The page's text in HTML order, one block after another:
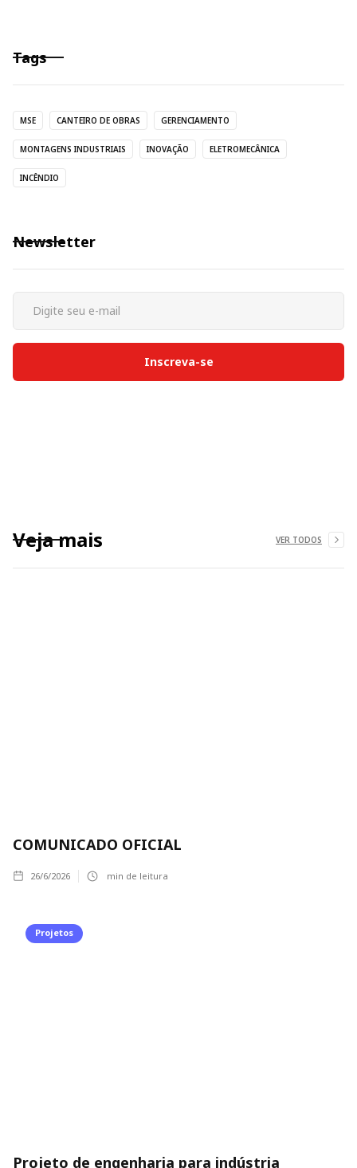
Tags
MSE CANTEIRO DE OBRAS GERENCIAMENTO
MONTAGENS INDUSTRIAIS INOVAÇÃO ELETROMECÂNICA
INCÊNDIO
Newsletter
Veja mais VER TODOS
COMUNICADO OFICIAL
26/6/2026 min de leitura
Projetos
Projeto de engenharia para indústria